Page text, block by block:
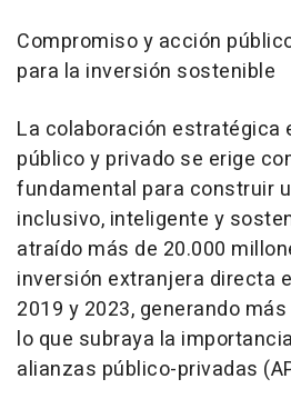
Compromiso y acción
para la inversión sostenible
La colaboración estratégica
público y privado se erige
fundamental para construir
inclusivo, inteligente y
atraído más de 20.000
inversión extranjera directa
2019 y 2023, generando
lo que subraya la
alianzas público-privadas